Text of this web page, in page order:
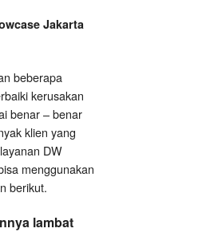
Jakarta
beberapa
kerusakan
benar – benar
klien yang
DW
menggunakan
berikut.
lambat